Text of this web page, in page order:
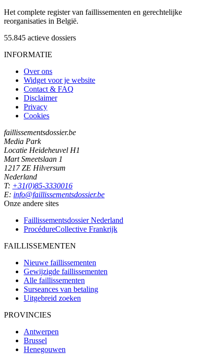
Het complete register van faillissementen en gerechtelijke
reorganisaties in België.
55.845 actieve dossiers
INFORMATIE
Over ons
Widget voor je website
Contact & FAQ
Disclaimer
Privacy
Cookies
faillissementsdossier.be
Media Park
Locatie Heideheuvel H1
Mart Smeetslaan 1
1217 ZE Hilversum
Nederland
T: +31(0)85-3330016
E: info@faillissementsdossier.be
Onze andere sites
Faillissementsdossier Nederland
ProcédureCollective Frankrijk
FAILLISSEMENTEN
Nieuwe faillissementen
Gewijzigde faillissementen
Alle faillissementen
Surseances van betaling
Uitgebreid zoeken
PROVINCIES
Antwerpen
Brussel
Henegouwen